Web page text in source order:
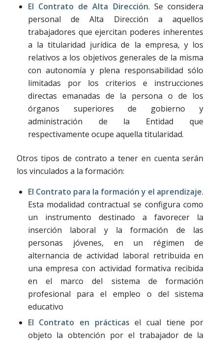
El Contrato de Alta Dirección. Se considera
personal de Alta Dirección a aquellos
trabajadores que ejercitan poderes inherentes
a la titularidad jurídica de la empresa, y los
relativos a los objetivos generales de la misma
con autonomía y plena responsabilidad sólo
limitadas por los criterios e instrucciones
directas emanadas de la persona o de los
órganos superiores de gobierno y
administración de la Entidad que
respectivamente ocupe aquella titularidad.
Otros tipos de contrato a tener en cuenta serán
los vinculados a la formación:
El Contrato para la formación y el aprendizaje.
Esta modalidad contractual se configura como
un instrumento destinado a favorecer la
inserción laboral y la formación de las
personas jóvenes, en un régimen de
alternancia de actividad laboral retribuida en
una empresa con actividad formativa recibida
en el marco del sistema de formación
profesional para el empleo o del sistema
educativo
El Contrato en prácticas el cual tiene por
objeto la obtención por el trabajador de la